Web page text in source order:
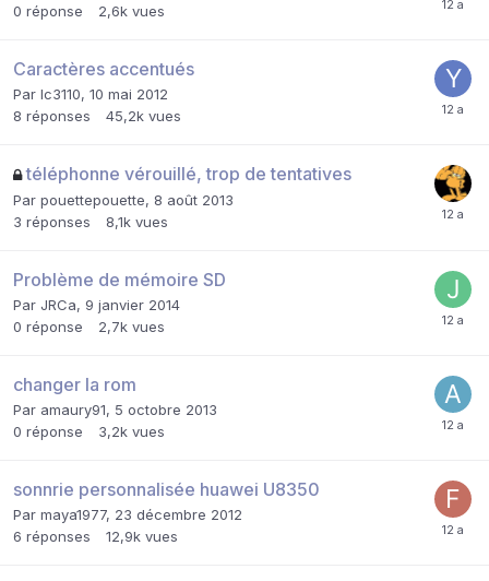
0 réponse 2,6k vues
Caractères accentués
Par lc3110, 10 mai 2012
8 réponses 45,2k vues
téléphonne vérouillé, trop de tentatives
Par pouettepouette, 8 août 2013
3 réponses 8,1k vues
Problème de mémoire SD
Par JRCa, 9 janvier 2014
0 réponse 2,7k vues
changer la rom
Par amaury91, 5 octobre 2013
0 réponse 3,2k vues
sonnrie personnalisée huawei U8350
Par maya1977, 23 décembre 2012
6 réponses 12,9k vues